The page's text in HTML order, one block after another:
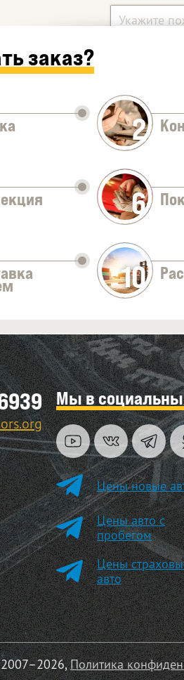
Оставить
заказ?
2
6
10
Мы в
Цены новые
Цены авто с
пробегом
Цены
авто
Политика